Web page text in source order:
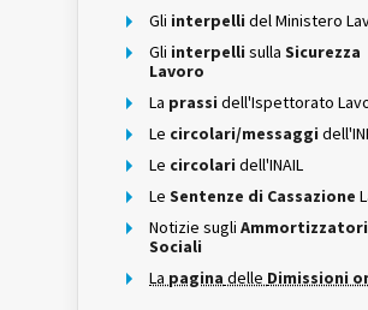
Gli interpelli del Ministero
Gli interpelli sulla Sicurezza
Lavoro
La prassi dell'Ispettorato
Le circolari/messaggi
Le circolari dell'INAIL
Le Sentenze di Cassazione
Notizie sugli Ammortizzatori
Sociali
La pagina delle Dimissioni